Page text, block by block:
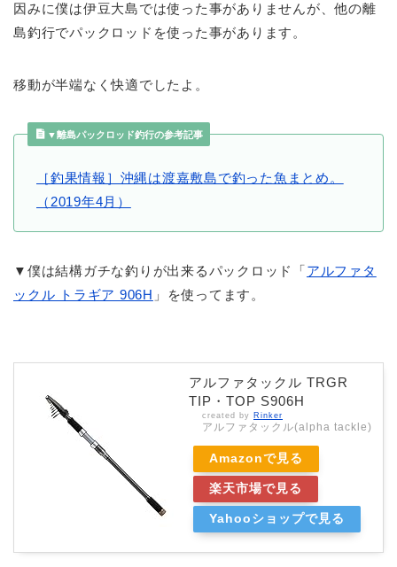
因みに僕は伊豆大島では使った事がありませんが、他の離
島釣行でパックロッドを使った事があります。
移動が半端なく快適でしたよ。
▼離島パックロッド釣行の参考記事
［釣果情報］沖縄は渡嘉敷島で釣った魚まとめ。
（2019年4月）
▼僕は結構ガチな釣りが出来るパックロッド「アルファタ
ックル トラギア 906H 」を使ってます。
アルファタックル TRGR
TIP・TOP S906H
created by Rinker
アルファタックル(alpha tackle)
Amazonで見る
楽天市場で見る
Yahooショップで見る